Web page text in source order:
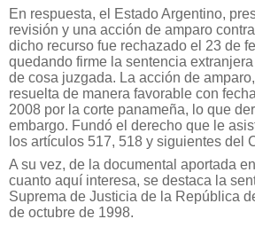
En respuesta, el Estado Argentino,
revisión y una acción de amparo
dicho recurso fue rechazado el 23 de
quedando firme la sentencia
de cosa juzgada. La acción de
resuelta de manera favorable con
2008 por la corte panameña, lo que
embargo. Fundó el derecho que le
los artículos 517, 518 y siguientes del
A su vez, de la documental aportada
cuanto aquí interesa, se destaca la
Suprema de Justicia de la República
de octubre de 1998.